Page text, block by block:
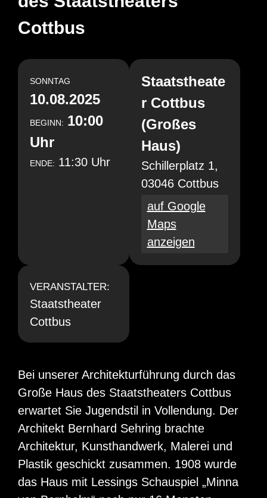
Cottbus
SONNTAG
10.08.2025
BEGINN: 10:00
Uhr
ENDE: 11:30 Uhr
Staatstheate
r Cottbus
(Großes
Haus)
Schillerplatz 1,
03046 Cottbus
auf Google
Maps
anzeigen
VERANSTALTER:
Staatstheater
Cottbus
Bei unserer Architekturführung durch das
Große Haus des Staatstheaters Cottbus
erwartet Sie Jugendstil in Vollendung. Der
Architekt Bernhard Sehring brachte
Architektur, Kunsthandwerk, Malerei und
Plastik geschickt zusammen. 1908 wurde
das Haus mit Lessings Schauspiel „Minna